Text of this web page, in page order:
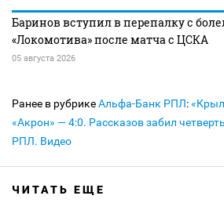
Баринов вступил в перепалку с
«Локомотива» после матча с ЦСКА
05 августа 2026
Ранее в рубрикеАльфа-Банк РПЛ:
«Акрон» — 4:0. Рассказов забил
РПЛ. Видео
ЧИТАТЬ ЕЩЕ